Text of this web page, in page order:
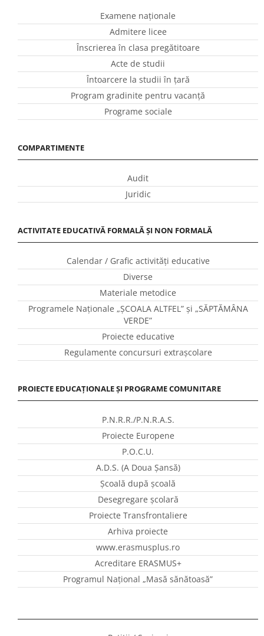
Examene naționale
Admitere licee
Înscrierea în clasa pregătitoare
Acte de studii
Întoarcere la studii în ţară
Program gradinite pentru vacanţă
Programe sociale
COMPARTIMENTE
Audit
Juridic
ACTIVITATE EDUCATIVĂ FORMALĂ ȘI NON FORMALĂ
Calendar / Grafic activităţi educative
Diverse
Materiale metodice
Programele Naţionale „ŞCOALA ALTFEL” și „SĂPTĂMÂNA
VERDE”
Proiecte educative
Regulamente concursuri extraşcolare
PROIECTE EDUCAȚIONALE ȘI PROGRAME COMUNITARE
P.N.R.R./P.N.R.A.S.
Proiecte Europene
P.O.C.U.
A.D.S. (A Doua Șansă)
Școală după școală
Desegregare școlară
Proiecte Transfrontaliere
Arhiva proiecte
www.erasmusplus.ro
Acreditare ERASMUS+
Programul Național „Masă sănătoasă”